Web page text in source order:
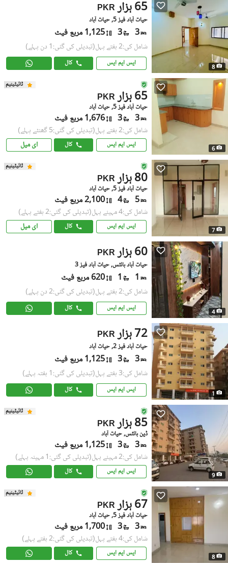
8
PKR 65 ہزار
حیات آباد فیز 5, حیات آباد
3
3 1,125 مربع فیٹ
شامل کی:2 ہفتے پہل (تبدیلی کی گئی:1 دن پہلے)
ایس ایم ایس کال
6
ٹائیٹینیم
PKR 65 ہزار
حیات آباد فیز 5, حیات آباد
3
3 1,676 مربع فیٹ
شامل کی:2 ہفتے پہل (تبدیلی کی گئی:5 گھنٹے پہلے)
ایس ایم ایس کال ای میل
7
ٹائیٹینیم
PKR 80 ہزار
حیات آباد فیز 5, حیات آباد
5
4 2,100 مربع فیٹ
شامل کی:4 مہینے پہل (تبدیلی کی گئی:2 ہفتے پہلے)
ایس ایم ایس کال ای میل
4
PKR 60 ہزار
حیات آباد ہائٹس, حیات آباد فیز 3
1
1 620 مربع فیٹ
شامل کی:2 ہفتے پہل (تبدیلی کی گئی:2 دن پہلے)
ایس ایم ایس کال
1
PKR 72 ہزار
حیات آباد فیز 2, حیات آباد
3
3 1,125 مربع فیٹ
شامل کی:3 ہفتے پہل (تبدیلی کی گئی:1 ہفتہ پہلے)
ایس ایم ایس کال
9
ٹائیٹینیم
PKR 85 ہزار
ڈین ہائٹس, حیات آباد
3
3 1,125 مربع فیٹ
شامل کی:2 مہینے پہل (تبدیلی کی گئی:1 مہینہ پہلے)
ایس ایم ایس کال
8
ٹائیٹینیم
PKR 67 ہزار
حیات آباد فیز 5, حیات آباد
3
3 1,700 مربع فیٹ
شامل کی:4 ہفتے پہل (تبدیلی کی گئی:2 ہفتے پہلے)
ایس ایم ایس کال